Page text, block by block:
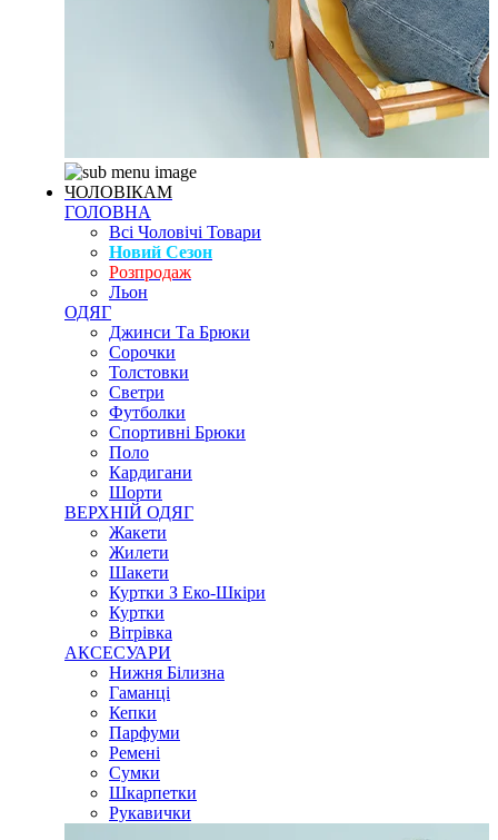
ЧОЛОВІКАМ
ГОЛОВНА
Всі Чоловічі Товари
Новий Сезон
Розпродаж
Льон
ОДЯГ
Джинси Та Брюки
Сорочки
Толстовки
Светри
Футболки
Спортивні Брюки
Поло
Кардигани
Шорти
ВЕРХНІЙ ОДЯГ
Жакети
Жилети
Шакети
Куртки З Еко-Шкіри
Куртки
Вітрівка
АКСЕСУАРИ
Нижня Білизна
Гаманці
Кепки
Парфуми
Ремені
Сумки
Шкарпетки
Рукавички